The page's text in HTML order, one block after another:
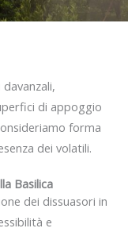
di appoggio
forma
dei volatili.
Basilica
dei dissuasori in
e